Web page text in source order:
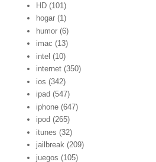
HD (101)
hogar (1)
humor (6)
imac (13)
intel (10)
internet (350)
ios (342)
ipad (547)
iphone (647)
ipod (265)
itunes (32)
jailbreak (209)
juegos (105)